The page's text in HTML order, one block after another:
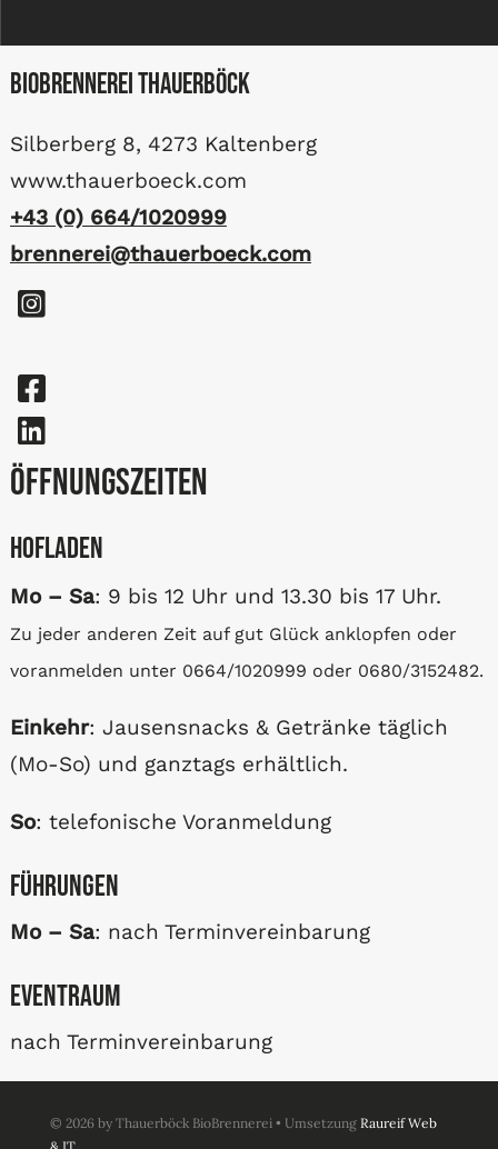
BioBrennerei Thauerböck
Silberberg 8, 4273 Kaltenberg
www.thauerboeck.com
+43 (0) 664/1020999
brennerei@thauerboeck.com
Öffnungszeiten
Hofladen
Mo – Sa: 9 bis 12 Uhr und 13.30 bis 17 Uhr.
Zu jeder anderen Zeit auf gut Glück anklopfen oder
voranmelden unter 0664/1020999 oder 0680/3152482.
Einkehr: Jausensnacks & Getränke täglich
(Mo-So) und ganztags erhältlich.
So: telefonische Voranmeldung
Führungen
Mo – Sa: nach Terminvereinbarung
eventraum
nach Terminvereinbarung
© 2026 by Thauerböck BioBrennerei • Umsetzung Raureif Web